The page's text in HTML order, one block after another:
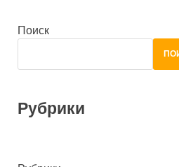
Поиск
Рубрики